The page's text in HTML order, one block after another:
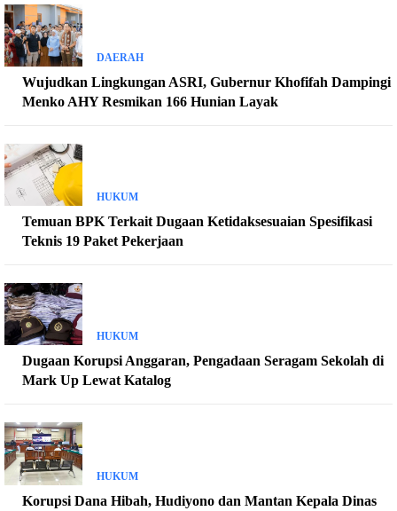
DAERAH
Wujudkan Lingkungan ASRI, Gubernur Khofifah Dampingi
Menko AHY Resmikan 166 Hunian Layak
HUKUM
Temuan BPK Terkait Dugaan Ketidaksesuaian Spesifikasi
Teknis 19 Paket Pekerjaan
HUKUM
Dugaan Korupsi Anggaran, Pengadaan Seragam Sekolah di
Mark Up Lewat Katalog
HUKUM
Korupsi Dana Hibah, Hudiyono dan Mantan Kepala Dinas